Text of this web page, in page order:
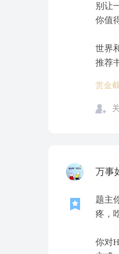
别让
你值
世界
推荐
赏金
万事
题主
疼，
你对